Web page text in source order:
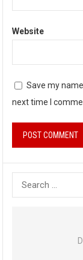
Website
Save my
next time I
Search
for: